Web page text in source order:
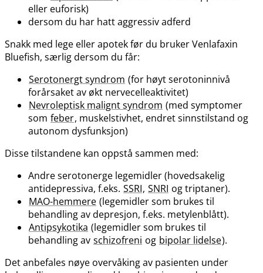
eller euforisk)
dersom du har hatt aggressiv adferd
Snakk med lege eller apotek før du bruker Venlafaxin
Bluefish, særlig dersom du får:
Serotonergt syndrom (for høyt serotoninnivå
forårsaket av økt nervecelleaktivitet)
Nevroleptisk malignt syndrom (med symptomer
som feber, muskelstivhet, endret sinnstilstand og
autonom dysfunksjon)
Disse tilstandene kan oppstå sammen med:
Andre serotonerge legemidler (hovedsakelig
antidepressiva, f.eks. SSRI, SNRI og triptaner).
MAO-hemmere (legemidler som brukes til
behandling av depresjon, f.eks. metylenblått).
Antipsykotika (legemidler som brukes til
behandling av schizofreni og bipolar lidelse).
Det anbefales nøye overvåking av pasienten under